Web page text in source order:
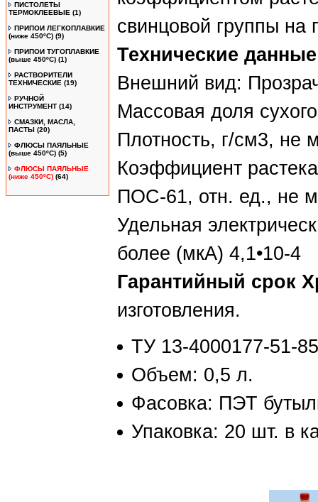
ПИСТОЛЕТЫ
ТЕРМОКЛЕЕВЫЕ (1)
ПРИПОИ ЛЕГКОПЛАВКИЕ
(ниже 450ºС) (9)
ПРИПОИ ТУГОПЛАВКИЕ
(выше 450ºС) (1)
РАСТВОРИТЕЛИ
ТЕХНИЧЕСКИЕ (19)
РУЧНОЙ
ИНСТРУМЕНТ (14)
СМАЗКИ, МАСЛА,
ПАСТЫ (20)
ФЛЮСЫ ПАЯЛЬНЫЕ
(выше 450ºC) (5)
ФЛЮСЫ ПАЯЛЬНЫЕ
(ниже 450ºC) (64)
свинцовой группы
Технические
Внешний вид:
Массовая доля
Плотность, г/см3, не
Коэффициент
ПОС-61, отн. ед., не
Удельная
более (мкА) 4,1•10-4
Гарантийный срок
изготовления.
ТУ 13-4000177-51-85
Объем: 0,5 л.
Фасовка: ПЭТ
Упаковка: 20 шт. в